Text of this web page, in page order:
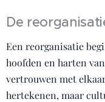
De
Een reorganisatie
hoofden en harten
vertrouwen met
hertekenen, maar